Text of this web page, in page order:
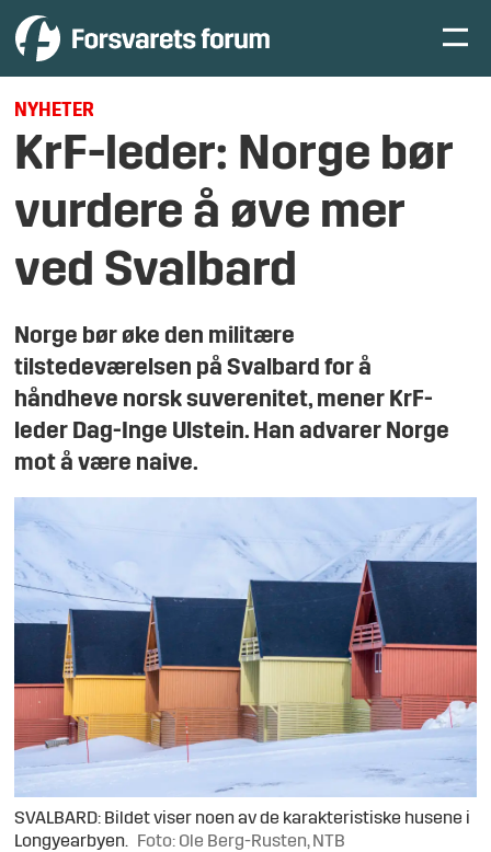
NYHETER
KrF-leder: Norge bør
vurdere å øve mer
ved Svalbard
Norge bør øke den militære
tilstedeværelsen på Svalbard for å
håndheve norsk suverenitet, mener KrF-
leder Dag-Inge Ulstein. Han advarer Norge
mot å være naive.
SVALBARD: Bildet viser noen av de karakteristiske husene i
Longyearbyen.
Foto: Ole Berg-Rusten, NTB